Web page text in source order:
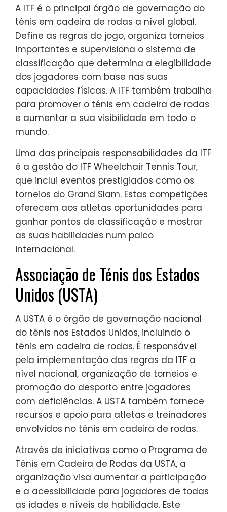
A ITF é o principal órgão de governação do
ténis em cadeira de rodas a nível global.
Define as regras do jogo, organiza torneios
importantes e supervisiona o sistema de
classificação que determina a elegibilidade
dos jogadores com base nas suas
capacidades físicas. A ITF também trabalha
para promover o ténis em cadeira de rodas
e aumentar a sua visibilidade em todo o
mundo.
Uma das principais responsabilidades da ITF
é a gestão do ITF Wheelchair Tennis Tour,
que inclui eventos prestigiados como os
torneios do Grand Slam. Estas competições
oferecem aos atletas oportunidades para
ganhar pontos de classificação e mostrar
as suas habilidades num palco
internacional.
Associação de Ténis dos Estados
Unidos (USTA)
A USTA é o órgão de governação nacional
do ténis nos Estados Unidos, incluindo o
ténis em cadeira de rodas. É responsável
pela implementação das regras da ITF a
nível nacional, organização de torneios e
promoção do desporto entre jogadores
com deficiências. A USTA também fornece
recursos e apoio para atletas e treinadores
envolvidos no ténis em cadeira de rodas.
Através de iniciativas como o Programa de
Ténis em Cadeira de Rodas da USTA, a
organização visa aumentar a participação
e a acessibilidade para jogadores de todas
as idades e níveis de habilidade. Este